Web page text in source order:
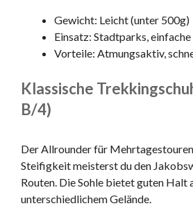
Gewicht: Leicht (unter 500g)
Einsatz: Stadtparks,
Vorteile: Atmungsaktiv,
Klassische
B/4)
Der Allrounder für
Steifigkeit meisterst du den
Routen. Die Sohle bietet guten Halt
unterschiedlichem Gelände.